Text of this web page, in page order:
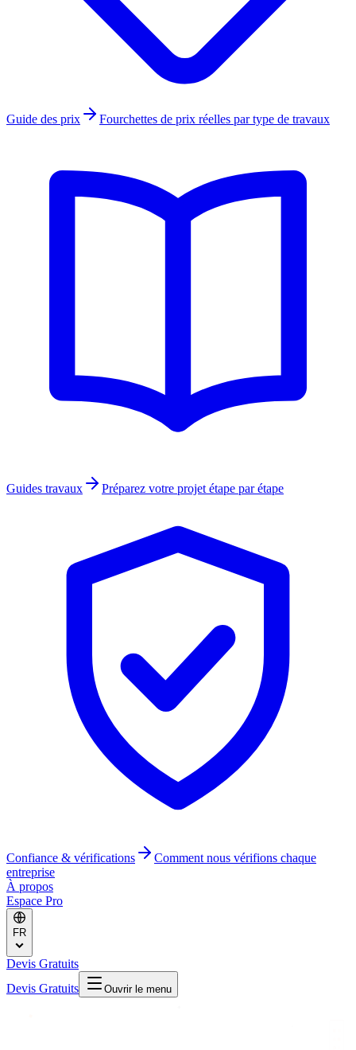
Guide des prix Fourchettes de prix réelles par type de travaux
Guides travaux Préparez votre projet étape par étape
Confiance & vérifications
Comment nous vérifions chaque
entreprise
À propos
Espace Pro
FR
Devis Gratuits
Devis Gratuits
Ouvrir le menu